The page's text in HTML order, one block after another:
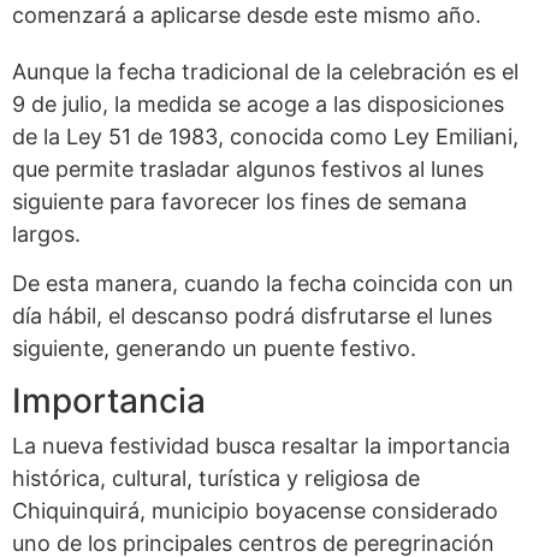
comenzará a aplicarse desde este mismo año.
Aunque la fecha tradicional de la celebración es el
9 de julio, la medida se acoge a las disposiciones
de la Ley 51 de 1983, conocida como Ley Emiliani,
que permite trasladar algunos festivos al lunes
siguiente para favorecer los fines de semana
largos.
De esta manera, cuando la fecha coincida con un
día hábil, el descanso podrá disfrutarse el lunes
siguiente, generando un puente festivo.
Importancia
La nueva festividad busca resaltar la importancia
histórica, cultural, turística y religiosa de
Chiquinquirá, municipio boyacense considerado
uno de los principales centros de peregrinación